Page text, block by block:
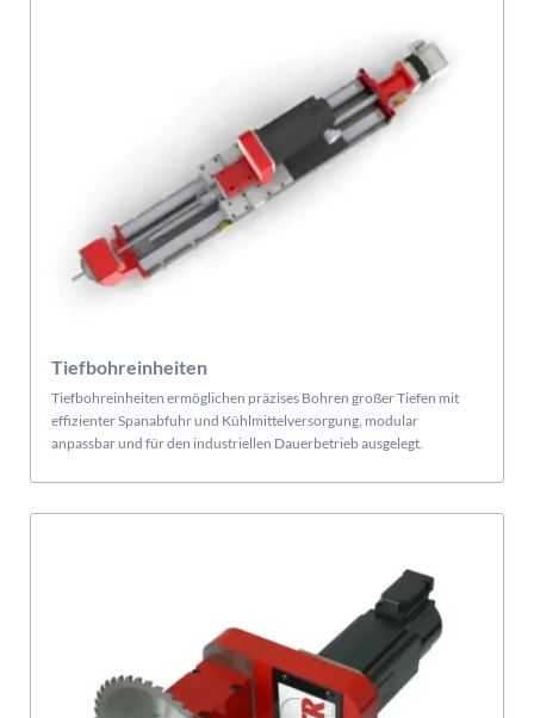
Tiefbohreinheiten
Tiefbohreinheiten ermöglichen präzises Bohren großer Tiefen mit
effizienter Spanabfuhr und Kühlmittelversorgung, modular
anpassbar und für den industriellen Dauerbetrieb ausgelegt.